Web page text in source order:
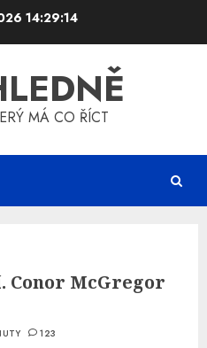
14:29:15
MÁ CO ŘÍCT
Conor McGregor
123